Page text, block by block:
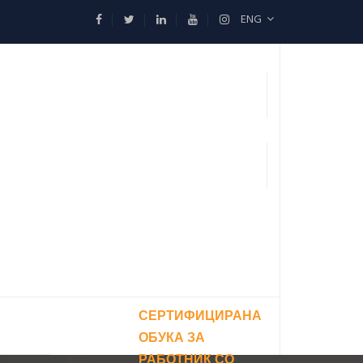
ENG
СЕРТИФИЦИРАНА
ОБУКА ЗА